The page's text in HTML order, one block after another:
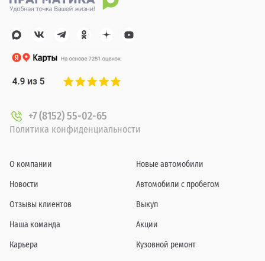
+7 (8152) 55-02-65
Политика конфиденциальности
О компании
Новости
Отзывы клиентов
Наша команда
Карьера
Новые автомобили
Автомобили с пробегом
Выкуп
Акции
Кузовной ремонт